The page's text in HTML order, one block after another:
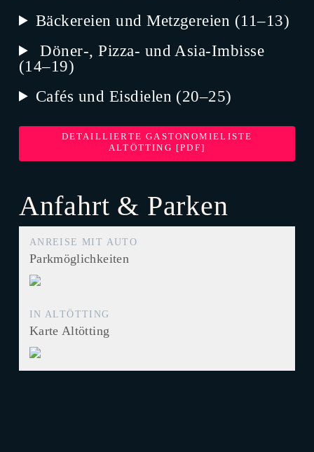
Bäckereien und Metzgereien (11–13)
Döner-, Pizza- und Asia-Imbisse
(14–19)
Cafés und Eisdielen (20–25)
DETAILLIERTE GASTONOMIELISTE
ALTÖTTING [PDF]
Anfahrt & Parken
ANREISE MIT AUTO
Parkmöglichkeiten
IN ALTÖTTING
Karte Altötting